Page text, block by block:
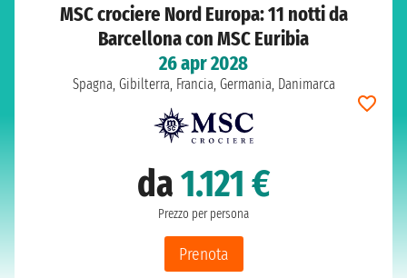
MSC crociere Nord Europa: 11 notti da
Barcellona con MSC Euribia
26 apr 2028
Spagna, Gibilterra, Francia, Germania, Danimarca
da1.121 €
Prezzo per persona
Prenota